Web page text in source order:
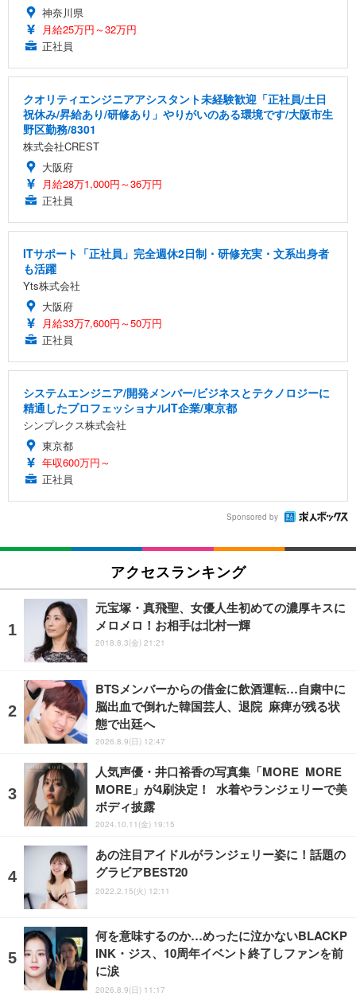
神奈川県
月給25万円～32万円
正社員
クオリティエンジニアアシスタント未経験歓迎「正社員/土日
祝休み/昇給あり/研修あり」やりがいのある環境です/大阪市生
野区勤務/8301
株式会社CREST
大阪府
月給28万1,000円～36万円
正社員
ITサポート「正社員」完全週休2日制・研修充実・文系出身者
も活躍
Yts株式会社
大阪府
月給33万7,600円～50万円
正社員
システムエンジニア/開発メンバー/ビジネスとテクノロジーに
精通したプロフェッショナルIT企業/東京都
シンプレクス株式会社
東京都
年収600万円～
正社員
Sponsored by
アクセスランキング
元宝塚・真飛聖、女優人生初めての濃厚キスに
メロメロ！お相手は北村一輝
2018.8.3(金) 21:21
BTSメンバーからの借金に飲酒運転…自粛中に
脳出血で倒れた韓国芸人、退院 麻痺が残る状
態で出廷へ
2026.8.9(日) 12:47
人気声優・井口裕香の写真集「MORE MORE
MORE」が4刷決定！ 水着やランジェリーで美
ボディ披露
2024.10.11(金) 19:15
あの注目アイドルがランジェリー姿に！話題の
グラビアBEST20
2022.2.15(火) 12:11
何を意味するのか…めったに泣かないBLACKP
INK・ジス、10周年イベント終了しファンを前
に涙
2026.8.9(日) 11:17